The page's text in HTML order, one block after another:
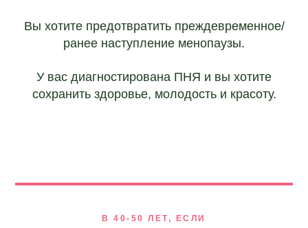
Вы хотите предотвратить преждевременное/
ранее наступление менопаузы.
У вас диагностирована ПНЯ и вы хотите
сохранить здоровье, молодость и красоту.
В 40-50 ЛЕТ, ЕСЛИ